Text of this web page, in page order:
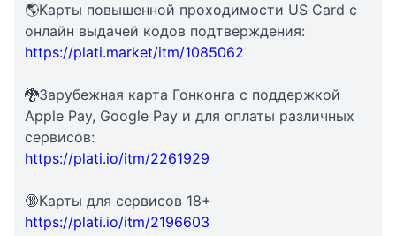
🌎Карты повышенной проходимости US Card с
онлайн выдачей кодов подтверждения:
https://plati.market/itm/1085062
🐉Зарубежная карта Гонконга с поддержкой
Apple Pay, Google Pay и для оплаты различных
сервисов:
https://plati.io/itm/2261929
🔞Карты для сервисов 18+
https://plati.io/itm/2196603